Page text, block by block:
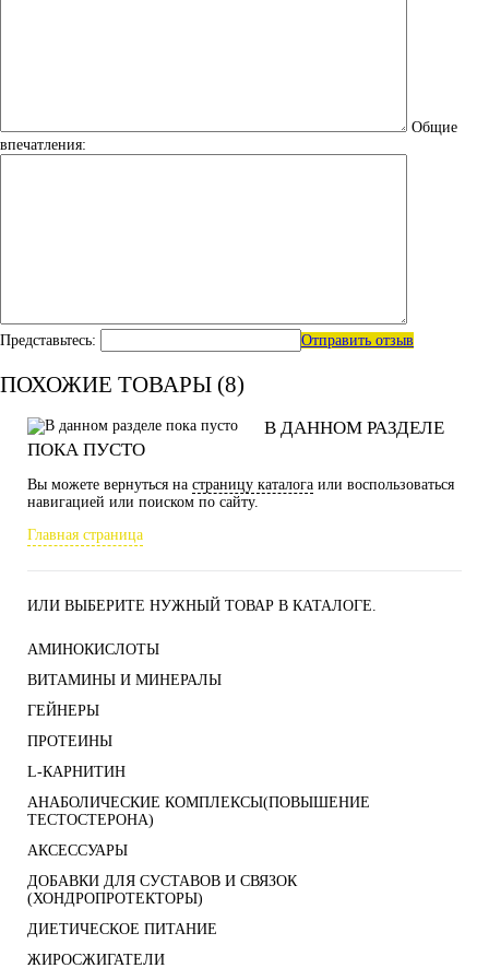
Общие
впечатления:
Представьтесь: Отправить отзыв
ПОХОЖИЕ ТОВАРЫ (8)
В ДАННОМ РАЗДЕЛЕ
ПОКА ПУСТО
Вы можете вернуться на страницу каталога или воспользоваться
навигацией или поиском по сайту.
Главная страница
ИЛИ ВЫБЕРИТЕ НУЖНЫЙ ТОВАР В КАТАЛОГЕ.
АМИНОКИСЛОТЫ
ВИТАМИНЫ И МИНЕРАЛЫ
ГЕЙНЕРЫ
ПРОТЕИНЫ
L-КАРНИТИН
АНАБОЛИЧЕСКИЕ КОМПЛЕКСЫ(ПОВЫШЕНИЕ
ТЕСТОСТЕРОНА)
АКСЕССУАРЫ
ДОБАВКИ ДЛЯ СУСТАВОВ И СВЯЗОК
(ХОНДРОПРОТЕКТОРЫ)
ДИЕТИЧЕСКОЕ ПИТАНИЕ
ЖИРОСЖИГАТЕЛИ